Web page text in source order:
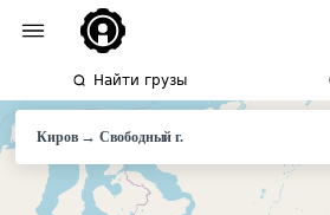
Найти грузы
Киров→Свободныйг.